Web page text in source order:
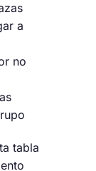
a
no
tabla